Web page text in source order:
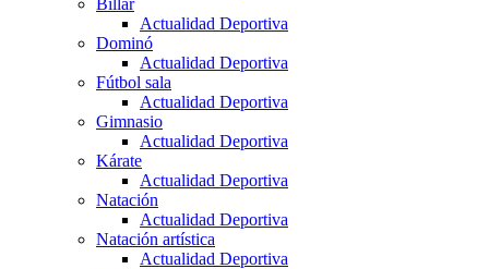
Billar
Actualidad Deportiva
Dominó
Actualidad Deportiva
Fútbol sala
Actualidad Deportiva
Gimnasio
Actualidad Deportiva
Kárate
Actualidad Deportiva
Natación
Actualidad Deportiva
Natación artística
Actualidad Deportiva